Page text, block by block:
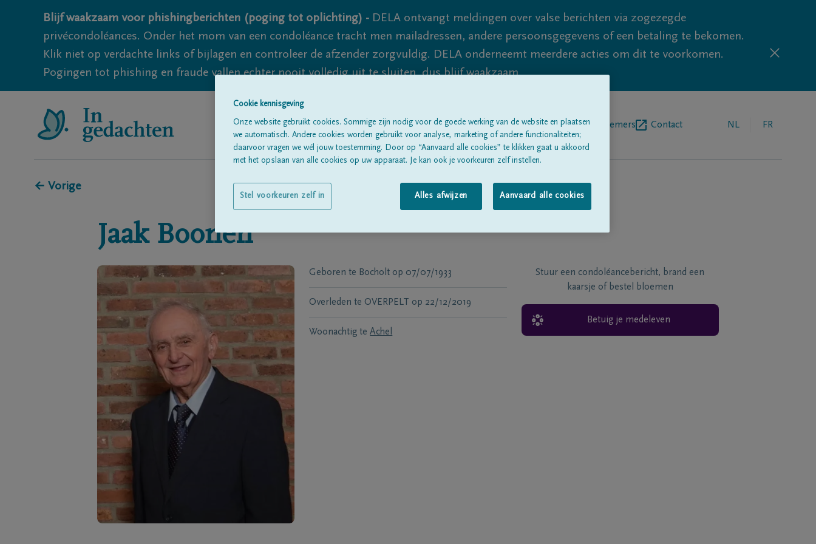
Blijf waakzaam voor phishingberichten (poging tot oplichting) - DELA ontvangt meldingen over valse berichten via zogezegde
privécondoléances. Onder het mom van een condoléance tracht men mailadressen, andere persoonsgegevens of een betaling te bekomen.
Klik niet op verdachte links of bijlagen en controleer de afzender zorgvuldig. DELA onderneemt meerdere acties om dit te voorkomen.
Pogingen tot phishing en fraude vallen echter nooit volledig uit te sluiten, dus blijf waakzaam.
Alle rouwberichtenOver onsBegrafenisondernemers Contact NL FR
← Vorige
Jaak Boonen
Geboren te Bocholt op 07/07/1933
Overleden te OVERPELT op 22/12/2019
Woonachtig te Achel
Stuur een condoléancebericht, brand een
kaarsje of bestel bloemen
Betuig je medeleven
Cookie kennisgeving
Onze website gebruikt cookies. Sommige zijn nodig voor de goede werking van de website en plaatsen
we automatisch. Andere cookies worden gebruikt voor analyse, marketing of andere functionaliteiten;
daarvoor vragen we wél jouw toestemming. Door op “Aanvaard alle cookies” te klikken gaat u akkoord
met het opslaan van alle cookies op uw apparaat. Je kan ook je voorkeuren zelf instellen.
Alles afwijzen Aanvaard alle cookies
Stel voorkeuren zelf in